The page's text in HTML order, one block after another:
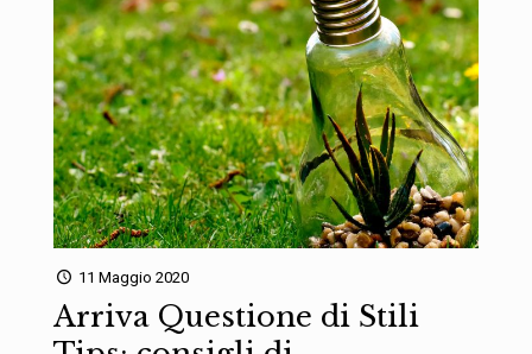
11 Maggio 2020
Arriva Questione di Stili